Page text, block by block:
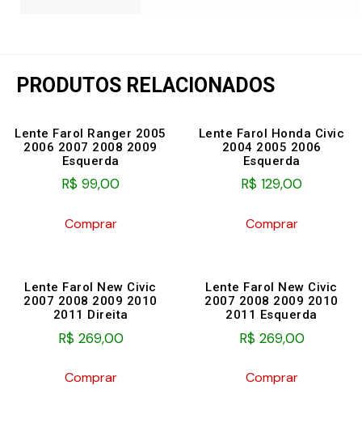
PRODUTOS RELACIONADOS
Lente Farol Ranger 2005
2006 2007 2008 2009
Esquerda
R$ 99,00
Comprar
Lente Farol Honda Civic
2004 2005 2006
Esquerda
R$ 129,00
Comprar
Lente Farol New Civic
2007 2008 2009 2010
2011 Direita
R$269,00
Comprar
Lente Farol New Civic
2007 2008 2009 2010
2011 Esquerda
R$269,00
Comprar